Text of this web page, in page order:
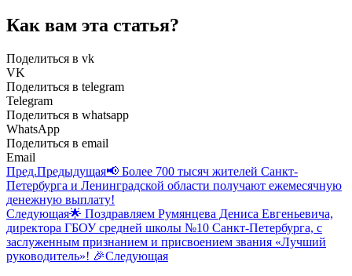
Как вам эта статья?
Поделиться в vk
VK
Поделиться в telegram
Telegram
Поделиться в whatsapp
WhatsApp
Поделиться в email
Email
Пред.Предыдущая📢 Более 700 тысяч жителей Санкт-
Петербурга и Ленинградской области получают ежемесячную
денежную выплату!
Следующая🌟 Поздравляем Румянцева Дениса Евгеньевича,
директора ГБОУ средней школы №10 Санкт-Петербурга, с
заслуженным признанием и присвоением звания «Лучший
руководитель»! 🎉Следующая